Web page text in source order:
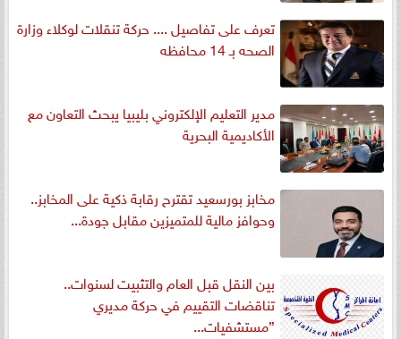
تعرف على تفاصيل .... حركة تنقلات لوكلاء وزارة
الصحه بـ 14 محافظه
مدير التعليم الإلكتروني بليبيا يبحث التعاون مع
الأكاديمية البحرية
مخابز بورسعيد تقترح رقابة ذكية على المخابز..
وحوافز مالية للمتميزين مقابل جودة...
بين النقل قبل العام والتثبيت لسنوات..
تناقضات التقييم في حركة مديري
”مستشفيات...